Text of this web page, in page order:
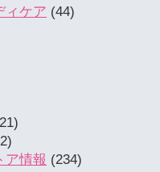
ィケア (44)
情報 (234)